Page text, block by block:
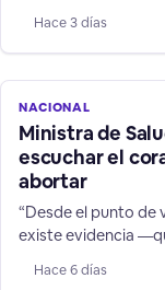
más de tono
cuma total”. Una
que ambas ejercen.
Hace 3 días
NACIONAL
Ministra de
escuchar el
abortar
“Desde el punto de
existe evidencia
autoridad.
Hace 6 días